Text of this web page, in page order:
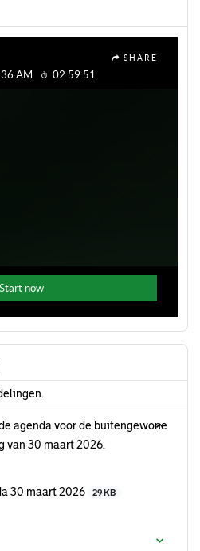
agenda voor de buitengewone
van 30 maart 2026.
30 maart 2026
29 KB